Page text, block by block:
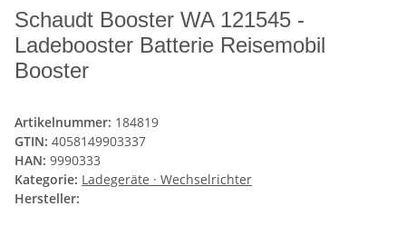
Schaudt Booster WA 121545 -
Ladebooster Batterie Reisemobil
Booster
Artikelnummer: 184819
GTIN: 4058149903337
HAN: 9990333
Kategorie: Ladegeräte · Wechselrichter
Hersteller: